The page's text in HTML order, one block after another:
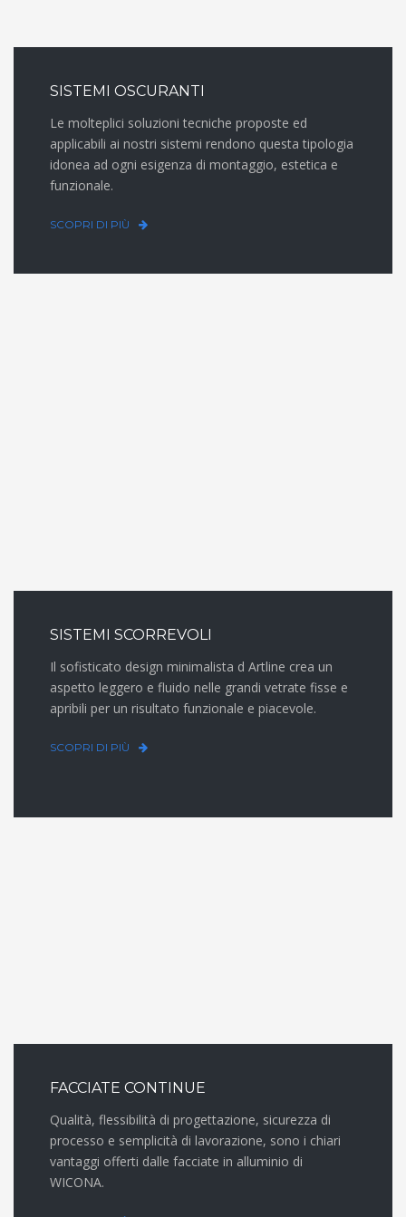
SISTEMI OSCURANTI
Le molteplici soluzioni tecniche proposte ed
applicabili ai nostri sistemi rendono questa tipologia
idonea ad ogni esigenza di montaggio, estetica e
funzionale.
SCOPRI DI PIÙ
SISTEMI SCORREVOLI
Il sofisticato design minimalista d Artline crea un
aspetto leggero e fluido nelle grandi vetrate fisse e
apribili per un risultato funzionale e piacevole.
SCOPRI DI PIÙ
FACCIATE CONTINUE
Qualità, flessibilità di progettazione, sicurezza di
processo e semplicità di lavorazione, sono i chiari
vantaggi offerti dalle facciate in alluminio di
WICONA.